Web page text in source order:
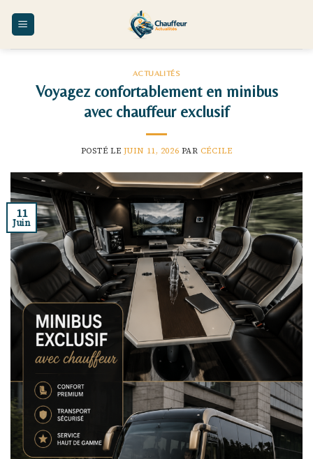
ACTUALITÉS
Voyagez confortablement en minibus
avec chauffeur exclusif
POSTÉ LE JUIN 11, 2026 PAR CÉCILE
11
Juin